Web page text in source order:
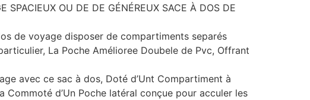
SPACIEUX OU DE DE GÉNÉREUX SACE À DOS DE
de voyage disposer de compartiments separés
La Poche Amélioree Doubele de Pvc, Offrant
avec ce sac à dos, Doté d’Unt Compartiment à
​​d’Un Poche latéral conçue pour acculer les